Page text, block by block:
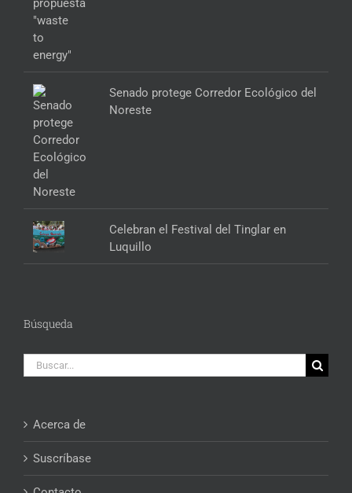
Senado protege Corredor Ecológico del
Noreste
Celebran el Festival del Tinglar en
Luquillo
Búsqueda
Buscar:
Acerca de
Suscríbase